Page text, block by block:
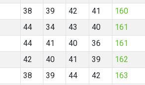
38 39 42 41 160
44 34 43 40 161
44 41 40 36 161
42 40 41 39 162
38 39 44 42 163